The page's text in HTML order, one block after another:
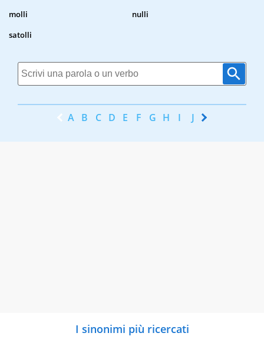
molli
nulli
satolli
A B C D E F G H I J K
I sinonimi più ricercati